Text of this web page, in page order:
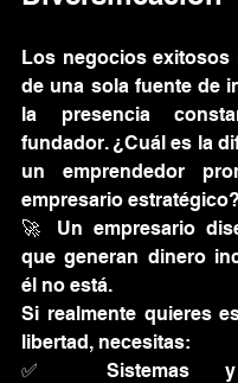
Los negocios exitosos
de una sola fuente de
la presencia
fundador. ¿Cuál es la
un emprendedor
empresario estratégico?
🚀 Un empresario
que generan dinero
él no está.
Si realmente quieres
libertad, necesitas:
✅ Sistemas y